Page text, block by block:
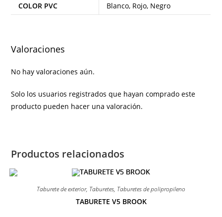
COLOR PVC
Blanco, Rojo, Negro
Valoraciones
No hay valoraciones aún.
Solo los usuarios registrados que hayan comprado este
producto pueden hacer una valoración.
Productos relacionados
Taburete de exterior, Taburetes, Taburetes de polipropileno
TABURETE V5 BROOK